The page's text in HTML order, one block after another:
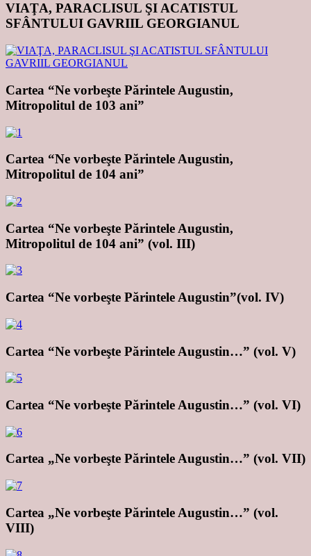
VIAŢA, PARACLISUL ŞI ACATISTUL
SFÂNTULUI GAVRIIL GEORGIANUL
Cartea “Ne vorbeşte Părintele Augustin,
Mitropolitul de 103 ani”
Cartea “Ne vorbeşte Părintele Augustin,
Mitropolitul de 104 ani”
Cartea “Ne vorbeşte Părintele Augustin,
Mitropolitul de 104 ani” (vol. III)
Cartea “Ne vorbeşte Părintele Augustin”(vol. IV)
Cartea “Ne vorbeşte Părintele Augustin…” (vol. V)
Cartea “Ne vorbeşte Părintele Augustin…” (vol. VI)
Cartea „Ne vorbeşte Părintele Augustin…” (vol. VII)
Cartea „Ne vorbeşte Părintele Augustin…” (vol.
VIII)